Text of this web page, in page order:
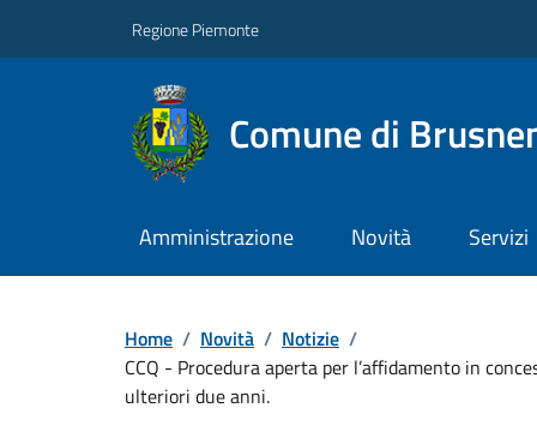
Regione Piemonte
Comune di
Amministrazione Novità Servizi
Home / Novità / Notizie /
CCQ - Procedura aperta per l’affidamento in
ulteriori due anni.